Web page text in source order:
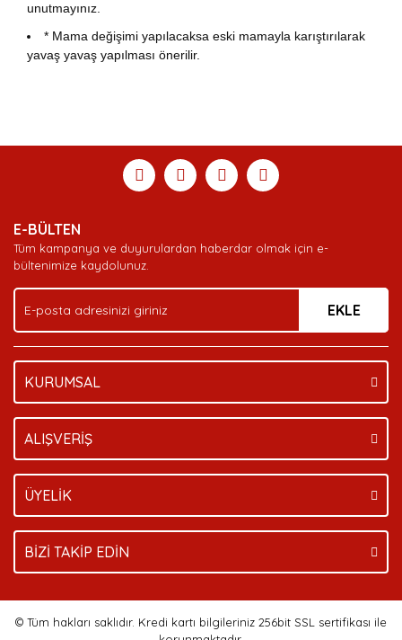
unutmayınız.
* Mama değişimi yapılacaksa eski mamayla karıştırılarak
yavaş yavaş yapılması önerilir.
Yorum Yaz
Soru Sor
formunu kullanarak tarafımıza iletebilirsiniz.
Görüş ve önerileriniz için teşekkür ederiz.
Ürün açıklamasında eksik bilgiler bulunuyor.
Ürün bilgilerinde hatalar bulunuyor.
Bu ürüne benzer farklı alternatifler olmalı.
Deneyimini Paylaş
E-BÜLTEN
Tüm kampanya ve duyurulardan haberdar olmak için e-
bültenimize kaydolunuz.
EKLE
KURUMSAL
ALIŞVERİŞ
ÜYELİK
BİZİ TAKİP EDİN
© Tüm hakları saklıdır. Kredi kartı bilgileriniz 256bit SSL sertifikası ile